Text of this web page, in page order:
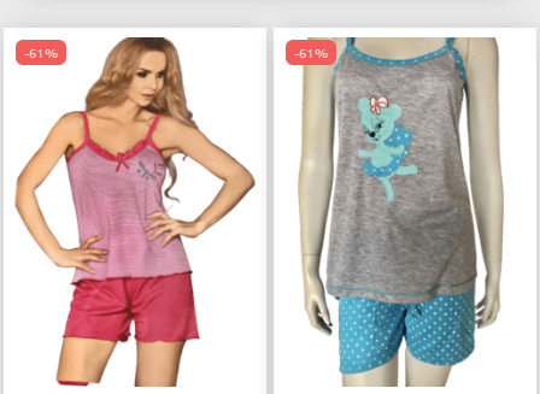
-61% -61%